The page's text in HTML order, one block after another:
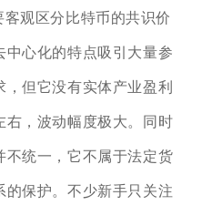
观区分比特币的共识价
中心化的特点吸引大量参
但它没有实体产业盈利
右，波动幅度极大。同时
不统一，它不属于法定货
的保护。不少新手只关注